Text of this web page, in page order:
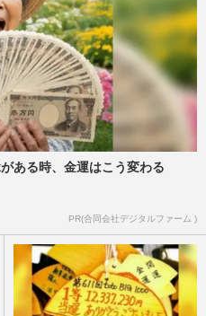
ある時、金運はこう変わる
PR(合同会社デジタルファーム )